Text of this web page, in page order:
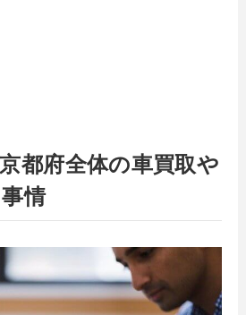
都府全体の車買取や
情